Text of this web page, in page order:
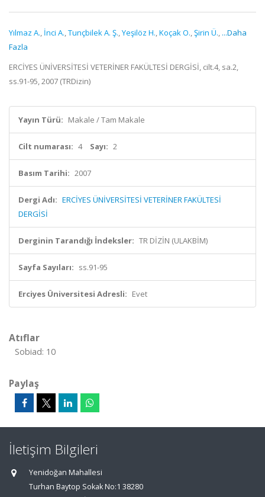
Yılmaz A., İnci A.,Tunçbilek A. Ş.,Yeşilöz H.,Koçak O.,Şirin Ü., ...Daha
Fazla
ERCİYES ÜNİVERSİTESİ VETERİNER FAKÜLTESİ DERGİSİ, cilt.4, sa.2,
ss.91-95, 2007 (TRDizin)
Yayın Türü: Makale / Tam Makale
Cilt numarası: 4 Sayı: 2
Basım Tarihi: 2007
Dergi Adı: ERCİYES ÜNİVERSİTESİ VETERİNER FAKÜLTESİ
DERGİSİ
Derginin Tarandığı İndeksler: TR DİZİN (ULAKBİM)
Sayfa Sayıları: ss.91-95
Erciyes Üniversitesi Adresli: Evet
Atıflar
Sobiad: 10
Paylaş
İletişim Bilgileri
Yenidoğan Mahallesi
Turhan Baytop Sokak No:1 38280